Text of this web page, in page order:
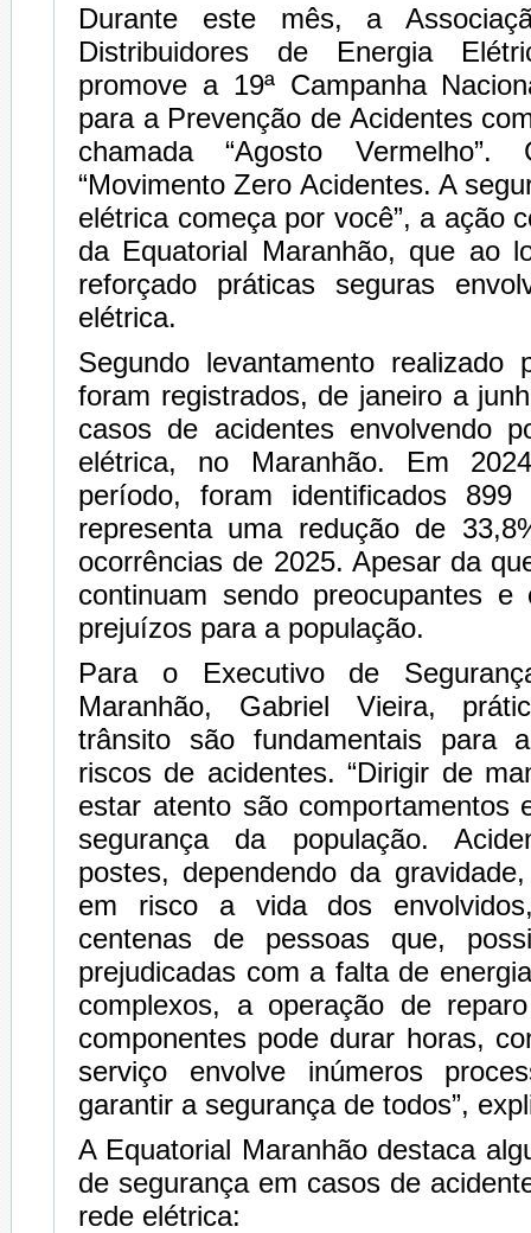
Durante este mês, a
Distribuidores de Energia
promove a 19ª Campanha
para a Prevenção de Acidentes
chamada “Agosto
“Movimento Zero Acidentes. A
elétrica começa por você”, a ação
da Equatorial Maranhão, que ao
reforçado práticas seguras
elétrica.
Segundo levantamento realizado
foram registrados, de janeiro a
casos de acidentes envolvendo
elétrica, no Maranhão. Em
período, foram identificados
representa uma redução de
ocorrências de 2025. Apesar da
continuam sendo preocupantes e
prejuízos para a população.
Para o Executivo de
Maranhão, Gabriel Vieira,
trânsito são fundamentais para
riscos de acidentes. “Dirigir de
estar atento são comportamentos
segurança da população.
postes, dependendo da
em risco a vida dos
centenas de pessoas que,
prejudicadas com a falta de
complexos, a operação de
componentes pode durar horas,
serviço envolve inúmeros
garantir a segurança de todos”,
A Equatorial Maranhão destaca
de segurança em casos de
rede elétrica: